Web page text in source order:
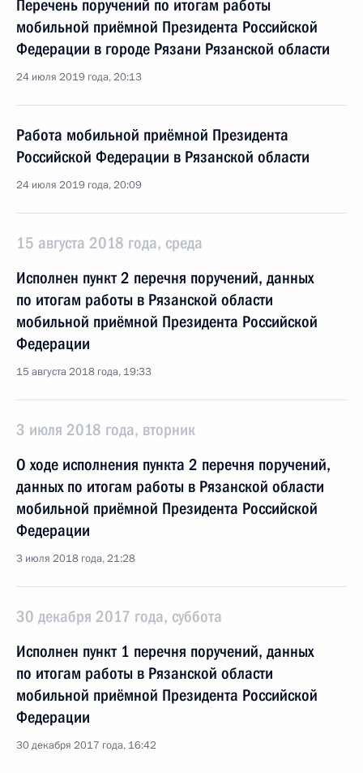
Перечень поручений по итогам работы
мобильной приёмной Президента Российской
Федерации в городе Рязани Рязанской области
24 июля 2019 года, 20:13
Работа мобильной приёмной Президента
Российской Федерации в Рязанской области
24 июля 2019 года, 20:09
15 августа 2018 года, среда
Исполнен пункт 2 перечня поручений, данных
по итогам работы в Рязанской области
мобильной приёмной Президента Российской
Федерации
15 августа 2018 года, 19:33
3 июля 2018 года, вторник
О ходе исполнения пункта 2 перечня поручений,
данных по итогам работы в Рязанской области
мобильной приёмной Президента Российской
Федерации
3 июля 2018 года, 21:28
30 декабря 2017 года, суббота
Исполнен пункт 1 перечня поручений, данных
по итогам работы в Рязанской области
мобильной приёмной Президента Российской
Федерации
30 декабря 2017 года, 16:42